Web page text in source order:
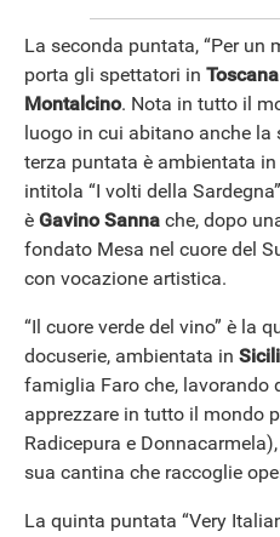
ANDROID
La seconda puntata, “Per un
porta gli spettatori in Toscana
Montalcino. Nota in tutto il
luogo in cui abitano anche la
terza puntata è ambientata in
intitola “I volti della
è Gavino Sanna che, dopo
fondato Mesa nel cuore del
con vocazione artistica.
“Il cuore verde del vino” è la
docuserie, ambientata in
famiglia Faro che, lavorando
apprezzare in tutto il mondo
Radicepura e
sua cantina che raccoglie
La quinta puntata “Very